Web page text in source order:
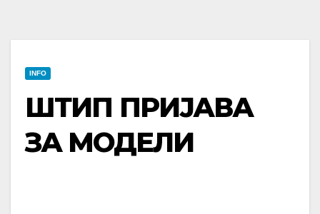
INFO
ШТИП ПРИЈАВА
ЗА МОДЕЛИ